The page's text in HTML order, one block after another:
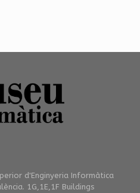
d'Enginyeria Informàtica
1G,1E,1F Buildings